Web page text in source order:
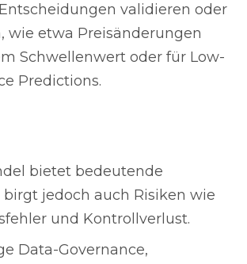
validieren oder
wie etwa Preisänderungen
Schwellenwert oder für Low-
Predictions.
bietet bedeutende
birgt jedoch auch Risiken wie
und Kontrollverlust.
Data-Governance,